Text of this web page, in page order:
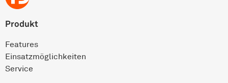
Produkt
Features
Einsatz­möglichkeiten
Service